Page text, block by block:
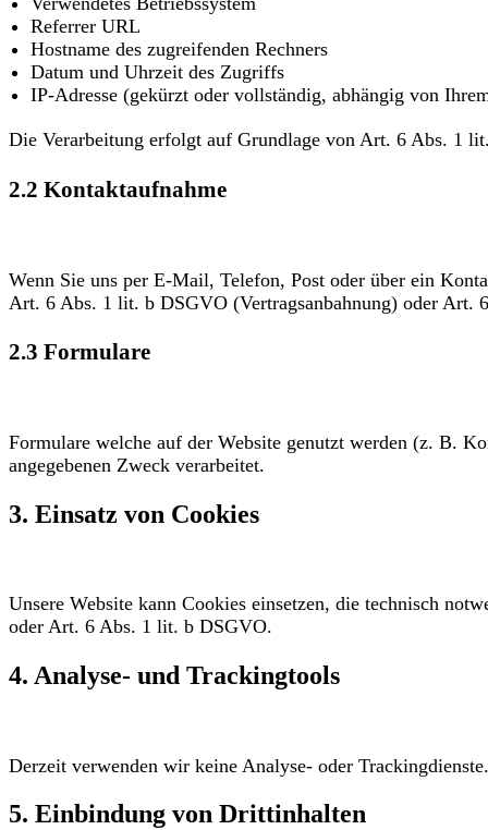
Referrer URL
Hostname des zugreifenden Rechners
Datum und Uhrzeit des Zugriffs
IP-Adresse (gekürzt oder vollständig, abhängig von
Die Verarbeitung erfolgt auf Grundlage von Art. 6 Abs. 1
2.2 Kontaktaufnahme
Wenn Sie uns per E-Mail, Telefon, Post oder über ein
Art. 6 Abs. 1 lit. b DSGVO (Vertragsanbahnung) oder Art.
2.3 Formulare
Formulare welche auf der Website genutzt werden (z. B.
angegebenen Zweck verarbeitet.
3. Einsatz von Cookies
Unsere Website kann Cookies einsetzen, die technisch
oder Art. 6 Abs. 1 lit. b DSGVO.
4. Analyse- und Trackingtools
Derzeit verwenden wir keine Analyse- oder Trackingdienste.
5. Einbindung von Drittinhalten